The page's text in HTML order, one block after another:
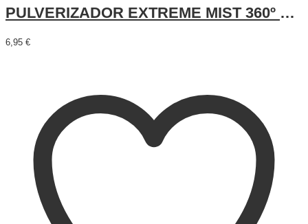
PULVERIZADOR EXTREME MIST 360º NEGRO 300ML
6,95 €